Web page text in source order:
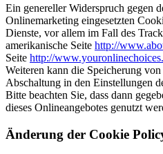
Ein genereller Widerspruch gegen
Onlinemarketing eingesetzten
Dienste, vor allem im Fall des
amerikanische Seite http://
Seite http://
Weiteren kann die Speicherung
Abschaltung in den Einstellungen
Bitte beachten Sie, dass dann
dieses Onlineangebotes genutzt
Änderung der Cookie